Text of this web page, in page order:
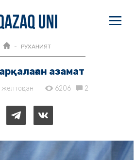
РУХАНИЯТ
азамат
6206 2